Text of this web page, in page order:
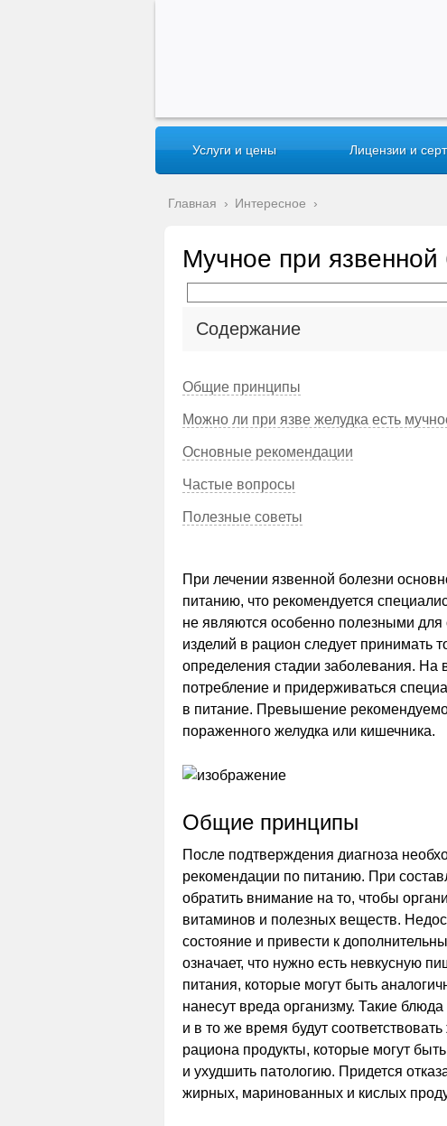
Услуги и цены Лицензии и
Главная › Интересное ›
Мучное при язвенной
Содержание
Общие принципы
Можно ли при язве желудка есть
Основные рекомендации
Частые вопросы
Полезные советы
При лечении язвенной болезни
питанию, что рекомендуется
не являются особенно полезными
изделий в рацион следует принимать
определения стадии заболевания. На
потребление и придерживаться
в питание. Превышение
пораженного желудка или кишечника.
Общие принципы
После подтверждения диагноза
рекомендации по питанию. При
обратить внимание на то, чтобы
витаминов и полезных веществ.
состояние и привести к
означает, что нужно есть невкусную
питания, которые могут быть
нанесут вреда организму. Такие
и в то же время будут
рациона продукты, которые могут
и ухудшить патологию. Придется
жирных, маринованных и кислых